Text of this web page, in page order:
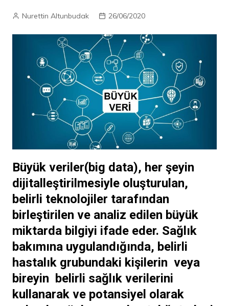
Nurettin Altunbudak 26/06/2020
Büyük veriler(big data), her şeyin
dijitalleştirilmesiyle oluşturulan,
belirli teknolojiler tarafından
birleştirilen ve analiz edilen büyük
miktarda bilgiyi ifade eder. Sağlık
bakımına uygulandığında, belirli
hastalık grubundaki kişilerin veya
bireyin belirli sağlık verilerini
kullanarak ve potansiyel olarak